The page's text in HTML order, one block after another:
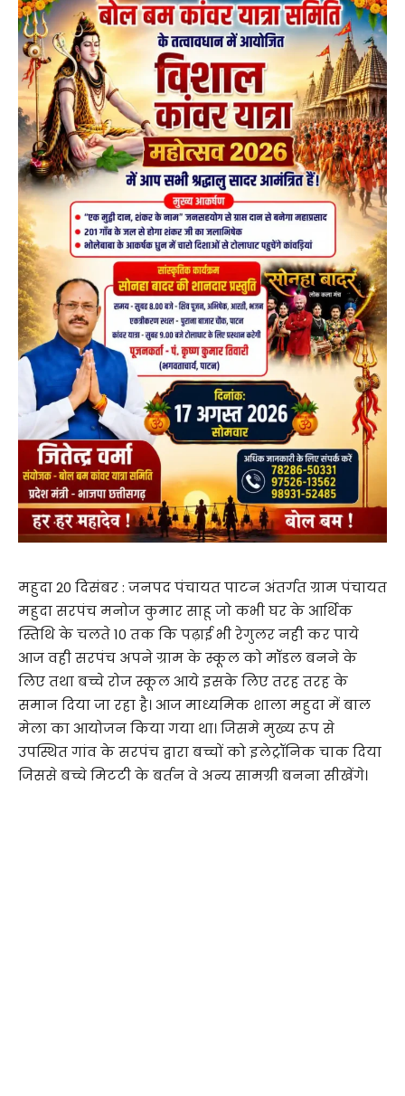
महुदा 20 दिसंबर : जनपद पंचायत पाटन अंतर्गत ग्राम पंचायत
महुदा सरपंच मनोज कुमार साहू जो कभी घर के आर्थिक
स्तिथि के चलते 10 तक कि पढ़ाई भी रेगुलर नही कर पाये
आज वही सरपंच अपने ग्राम के स्कूल को मॉडल बनने के
लिए तथा बच्चे रोज स्कूल आये इसके लिए तरह तरह के
समान दिया जा रहा है। आज माध्यमिक शाला महुदा में बाल
मेला का आयोजन किया गया था। जिसमे मुख्य रूप से
उपस्थित गांव के सरपंच द्वारा बच्चों को इलेट्रॉनिक चाक दिया
जिससे बच्चे मिटटी के बर्तन वे अन्य सामग्री बनना सीखेंगे।